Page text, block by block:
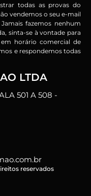
todas as provas do
vendemos o seu e-mail
fazemos nenhum
sinta-se à vontade para
horário comercial de
e respondemos todas
LTDA
501 A 508 -
reservados